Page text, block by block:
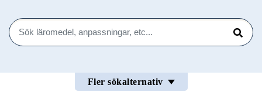
Sök
Sök
Fler sökalternativ